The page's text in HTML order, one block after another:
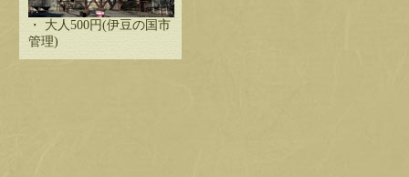
・ 大人500円(伊豆の国市
管理)